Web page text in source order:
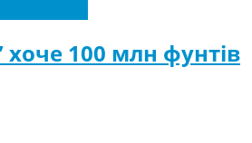
хоче 100 млн фунтів